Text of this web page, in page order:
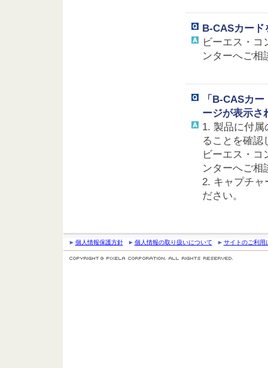
B-CASカード
ビーエス・コ
ンターへご相
「B-CASカ
ージが表示さ
1. 製品に付属
ることを確認
ビーエス・コ
ンターへご相
2. キャプチャ
ださい。
個人情報保護方針 個人情報の取り扱いについて サイトのご利用